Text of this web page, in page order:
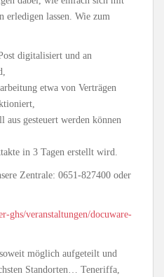
erledigen lassen. Wie zum
digitalisiert und an
etwa von Verträgen
aus gesteuert werden können
in 3 Tagen erstellt wird.
Zentrale: 0651-827400 oder
ghs/veranstaltungen/docuware-
möglich aufgeteilt und
Standorten… Teneriffa,